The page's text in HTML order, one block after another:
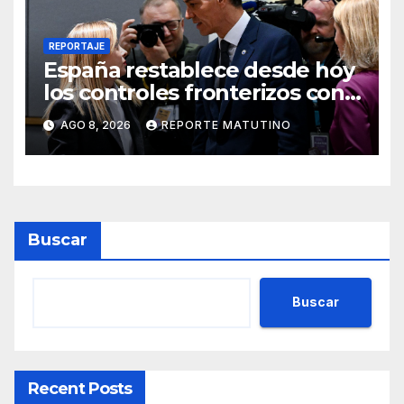
REPORTAJE
España restablece desde hoy
los controles fronterizos con
Italia tras el rechazo de Roma
a retirar las restricciones
AGO 8, 2026 REPORTE MATUTINO
Buscar
Buscar
Recent Posts